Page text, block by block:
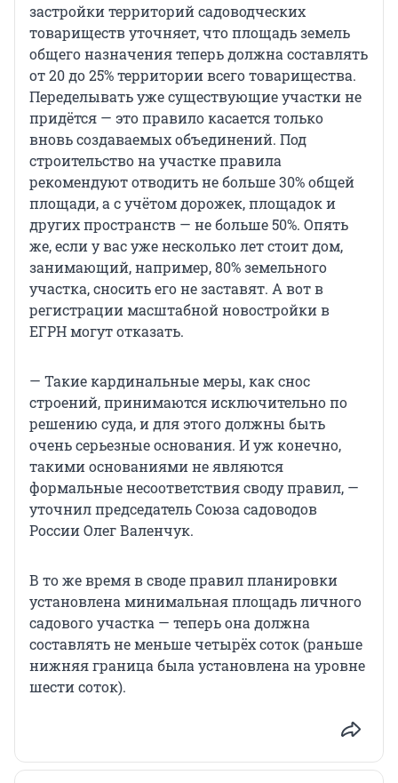
застройки территорий садоводческих
товариществ уточняет, что площадь земель
общего назначения теперь должна составлять
от 20 до 25% территории всего товарищества.
Переделывать уже существующие участки не
придётся — это правило касается только
вновь создаваемых объединений. Под
строительство на участке правила
рекомендуют отводить не больше 30% общей
площади, а с учётом дорожек, площадок и
других пространств — не больше 50%. Опять
же, если у вас уже несколько лет стоит дом,
занимающий, например, 80% земельного
участка, сносить его не заставят. А вот в
регистрации масштабной новостройки в
ЕГРН могут отказать.
— Такие кардинальные меры, как снос
строений, принимаются исключительно по
решению суда, и для этого должны быть
очень серьезные основания. И уж конечно,
такими основаниями не являются
формальные несоответствия своду правил, —
уточнил председатель Союза садоводов
России Олег Валенчук.
В то же время в своде правил планировки
установлена минимальная площадь личного
садового участка — теперь она должна
составлять не меньше четырёх соток (раньше
нижняя граница была установлена на уровне
шести соток).